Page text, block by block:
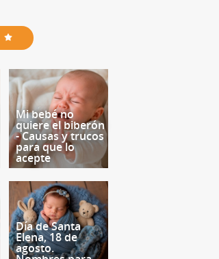
Mi bebé no
quiere el biberón
- Causas y trucos
para que lo
acepte
Día de Santa
Elena, 18 de
agosto.